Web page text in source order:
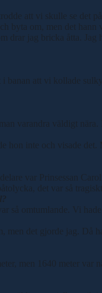
att vi skulle se
byta om, men det
jag bricka åtta.
banan att vi kollade
varandra väldigt
inte och visade
var Prinsessan
det var så tragiskt.
så omtumlande. Vi
det gjorde jag.
men 1640 meter